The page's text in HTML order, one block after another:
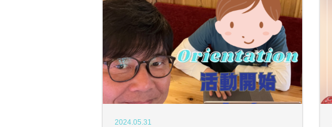
2024.05.31